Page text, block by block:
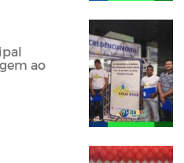
ao